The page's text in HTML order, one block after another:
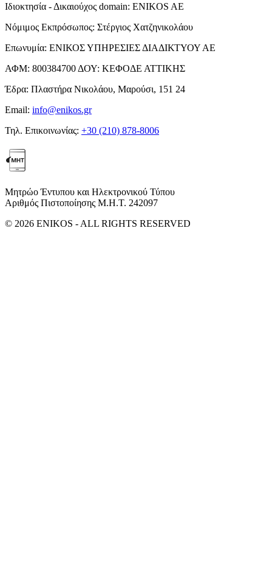
Ιδιοκτησία - Δικαιούχος domain: ENIKOS AE
Νόμιμος Εκπρόσωπος: Στέργιος Χατζηνικολάου
Επωνυμία: ΕΝΙΚΟΣ ΥΠΗΡΕΣΙΕΣ ΔΙΑΔΙΚΤΥΟΥ ΑΕ
ΑΦΜ: 800384700 ΔΟΥ: ΚΕΦΟΔΕ ΑΤΤΙΚΗΣ
Έδρα: Πλαστήρα Νικολάου, Μαρούσι, 151 24
Email: info@enikos.gr
Τηλ. Επικοινωνίας: +30 (210) 878-8006
Μητρώο Έντυπου και Ηλεκτρονικού Τύπου
Αριθμός Πιστοποίησης Μ.Η.Τ. 242097
© 2026 ENIKOS - ALL RIGHTS RESERVED